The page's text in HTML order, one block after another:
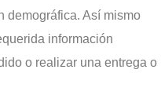
demográfica. Así mismo
información
o realizar una entrega o